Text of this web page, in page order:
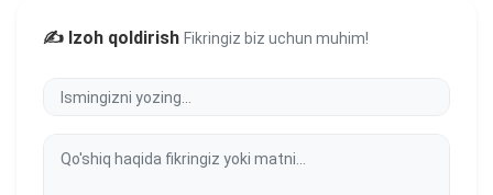
✍️ Izoh qoldirish Fikringiz biz uchun muhim!